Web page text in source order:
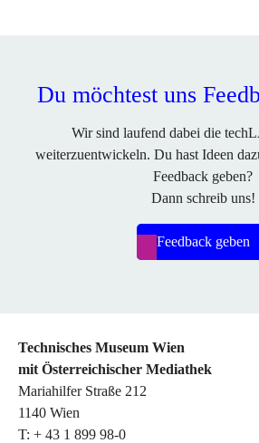
Du möchtest uns
Wir sind laufend dabei die
weiterzuentwickeln. Du hast Ideen
Feedback geben?
Dann schreib uns!
Feedback geben
Technisches Museum Wien
mit Österreichischer Mediathek
Mariahilfer Straße 212
1140 Wien
T: + 43 1 899 98-0